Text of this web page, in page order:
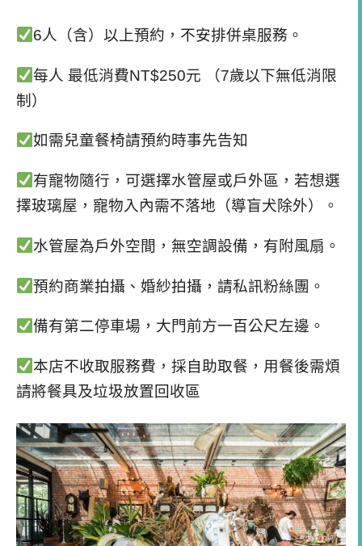
6人（含）以上預約，不安排併桌服務。
每人 最低消費NT$250元 （7歲以下無低消限
制）
如需兒童餐椅請預約時事先告知
有寵物隨行，可選擇水管屋或戶外區，若想選
擇玻璃屋，寵物入內需不落地（導盲犬除外）。
水管屋為戶外空間，無空調設備，有附風扇。
預約商業拍攝、婚紗拍攝，請私訊粉絲團。
備有第二停車場，大門前方一百公尺左邊。
本店不收取服務費，採自助取餐，用餐後需煩
請將餐具及垃圾放置回收區